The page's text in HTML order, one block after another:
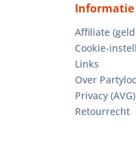
Informatie
Affiliate
Cookie-
Links
Over
Privacy (AVG)
Retourrecht